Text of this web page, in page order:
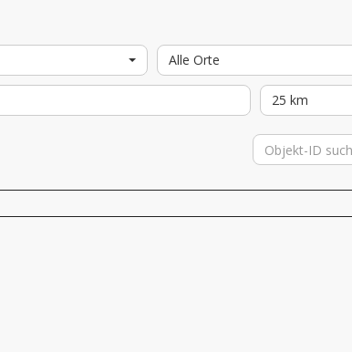
Alle Orte
25 km